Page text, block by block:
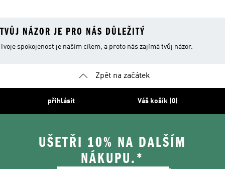
TVŮJ NÁZOR JE PRO NÁS DŮLEŽITÝ
Tvoje spokojenost je naším cílem, a proto nás zajímá tvůj názor.
Zpět na začátek
přihlásit Váš košík (0)
UŠETŘI 10% NA DALŠÍM
NÁKUPU.*